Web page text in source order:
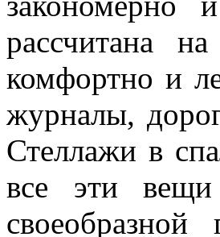
рассчитана
комфортно и
журналы,
Стеллажи в
все эти